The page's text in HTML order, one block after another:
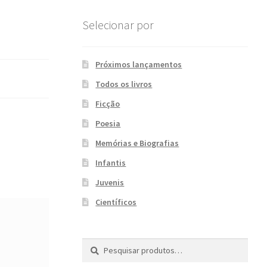
Selecionar por
Próximos lançamentos
Todos os livros
Ficção
Poesia
Memórias e Biografias
Infantis
Juvenis
Científicos
Pesquisar